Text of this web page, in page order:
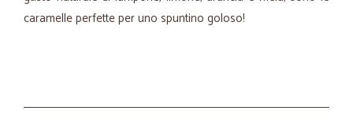
caramelle perfette per uno spuntino goloso!